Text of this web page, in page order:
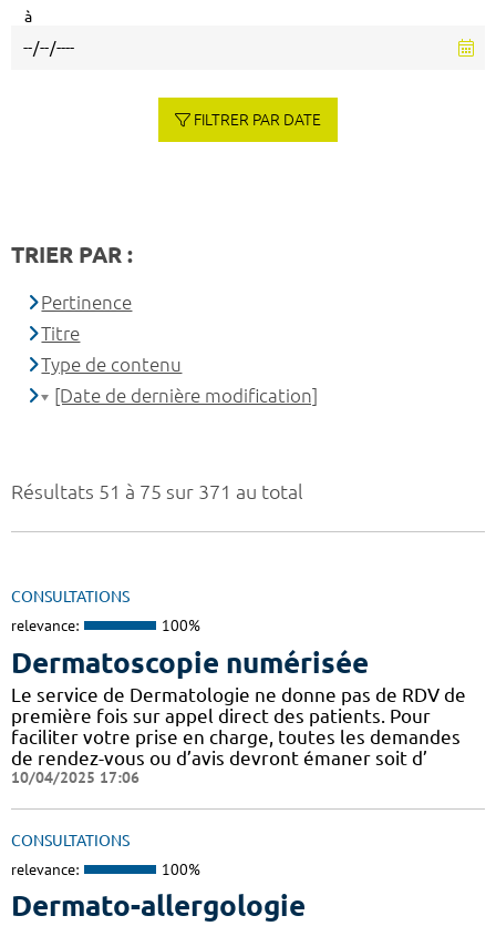
Résultats 51 à 75 sur 371 au total
CONSULTATIONS
relevance: 100%
Dermatoscopie numérisée
Le service de Dermatologie ne donne pas de RDV de
première fois sur appel direct des patients. Pour
faciliter votre prise en charge, toutes les demandes
de rendez-vous ou d’avis devront émaner soit d’
10/04/2025 17:06
CONSULTATIONS
relevance: 100%
Dermato-allergologie
à
FILTRER PAR DATE
TRIER PAR :
Pertinence
Titre
Type de contenu
[Date de dernière modification]